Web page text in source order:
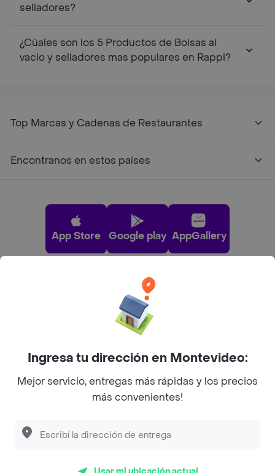
selladores?
¿Cúales son los 5 Productos de Bolsas al
vacio y selladores mas populares en Rappi?
Top Marcas y Cadenas de Restaurantes
Encontranos en estos países
App Store Google play AppGallery
Pide tu comida favorita cerca de ti
Ingresa tu dirección en Montevideo:
Mejor servicio, entregas más rápidas y los precios
más convenientes!